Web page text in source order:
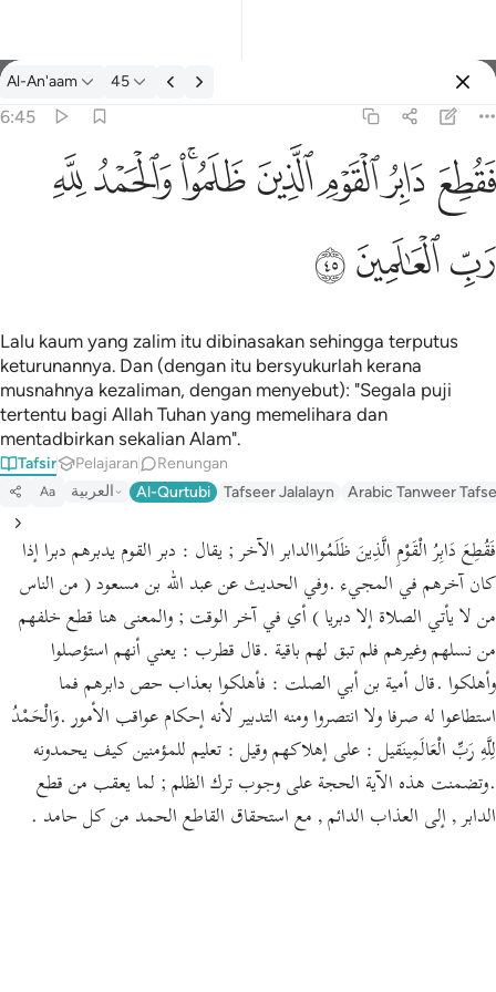
Tafsir: Al-An'aam 6:45
Al-An'aam 45
6:45
فقطع دابر القوم الذين ظلموا والحمد لله رب العالمين ٤٥
ٱلْقَوْمِ ٱلَّذِينَ ظَلَمُوا۟ ۚ وَٱلْحَمْدُ لِلَّهِ رَبِّ ٱلْعَـٰلَمِينَ ٤٥ﱁ ﱂﱃﱄﱅﱆﱇﱈ
ﱉﱊﱋ
Lalu kaum yang zalim itu dibinasakan sehingga terputus
keturunannya. Dan (dengan itu bersyukurlah kerana
musnahnya kezaliman, dengan menyebut): "Segala puji
tertentu bagi Allah Tuhan yang memelihara dan
mentadbirkan sekalian Alam".
Tafsir Pelajaran Renungan
Aa العربية Al-Qurtubi Tafseer Jalalayn Arabic Tanweer
فَقُطِعَ دَابِرُ الْقَوْمِ الَّذِينَ ظَلَمُواالدابر الآخر ; يقال : دبر القوم يدبرهم دبرا إذا
كان آخرهم في المجيء .وفي الحديث عن عبد الله بن مسعود ( من الناس
من لا يأتي الصلاة إلا دبريا ) أي في آخر الوقت ; والمعنى هنا قطع خلفهم
من نسلهم وغيرهم فلم تبق لهم باقية .قال قطرب : يعني أنهم استؤصلوا
وأهلكوا .قال أمية بن أبي الصلت : فأهلكوا بعذاب حص دابرهم فما
استطاعوا له صرفا ولا انتصروا ومنه التدبير لأنه إحكام عواقب الأمور .وَالْحَمْدُ
لِلَّهِ رَبِّ الْعَالَمِينَقيل : على إهلاكهم وقيل : تعليم للمؤمنين كيف يحمدونه
.وتضمنت هذه الآية الحجة على وجوب ترك الظلم ; لما يعقب من قطع
الدابر , إلى العذاب الدائم , مع استحقاق القاطع الحمد من كل حامد .